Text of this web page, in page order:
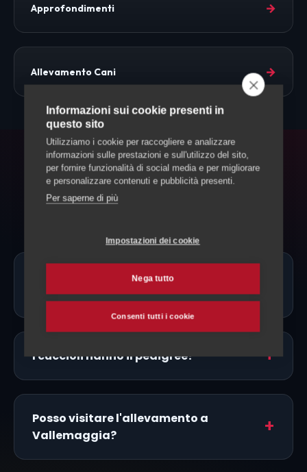
Approfondimenti →
Allevamento Cani →
FAQ
Domande frequenti
Ci sono allevatori di Shiba Inu proprio a
Vallemaggia?
I cuccioli hanno il pedigree?
Posso visitare l'allevamento a
Vallemaggia?
Informazioni sui cookie presenti in
questo sito
Utilizziamo i cookie per raccogliere e analizzare
informazioni sulle prestazioni e sull'utilizzo del sito,
per fornire funzionalità di social media e per migliorare
e personalizzare contenuti e pubblicità presenti.
Per saperne di più
Impostazioni dei cookie
Nega tutto
Consenti tutti i cookie